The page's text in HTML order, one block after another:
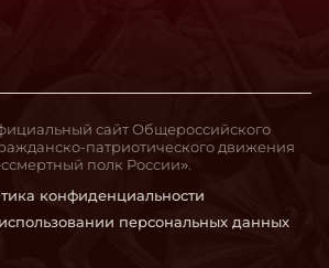
конфиденциальности
персональных данных
сайт Общероссийского
патриотического движения
полк России».